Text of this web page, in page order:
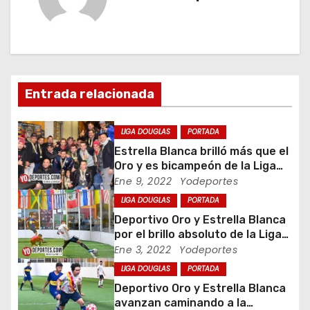
c
ó
n
d
e
e
n
t
Entrada relacionada
LIGA DOUGLAS PORTADA
Estrella Blanca brilló más que el
Oro y es bicampeón de la Liga
Douglas
Ene 9, 2022 Yodeportes
LIGA DOUGLAS PORTADA
Deportivo Oro y Estrella Blanca
por el brillo absoluto de la Liga
Douglas
Ene 3, 2022 Yodeportes
LIGA DOUGLAS PORTADA
Deportivo Oro y Estrella Blanca
avanzan caminando a la